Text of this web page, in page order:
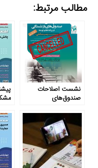
مطالب مرتبط:
نشست اصلاحات
صندوق‌های
هفتم توسعه (لغو شد)